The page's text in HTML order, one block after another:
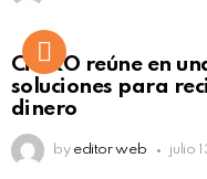
Not
CiNKO reúne en
soluciones para
dinero
by editor web julio